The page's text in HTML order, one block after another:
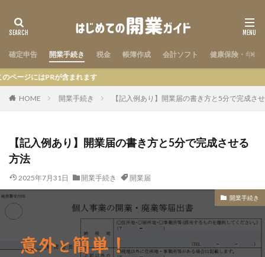
確定申告 開業手続き 税金 帳簿作成 会計ソフト 健康保険・年金
が含まれます
HOME 開業手続き 【記入例あり】開業届の書き方と5分で完成さ
【記入例あり】開業届の書き方と5分で完成させる
方法
2025年7月31日 開業手続き 開業届
開業手続き